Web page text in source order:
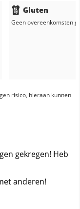
Gluten
Geen overeenkomsten
risico, hieraan kunnen
gekregen! Heb
anderen!